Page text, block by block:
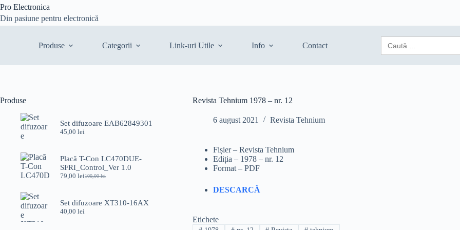
Sari
conținut
Pro Electronica
Din pasiune pentru electronică
Produse Categorii Link-uri Utile Info Contact
Search
for:
Revista Tehnium 1978 – nr. 12
6 august 2021 Revista Tehnium
Fișier – Revista Tehnium
Ediția – 1978 – nr. 12
Format – PDF
DESCARCĂ
Etichete
Produse
Set difuzoare EAB62849301
45,00lei
Placă T-Con LC470DUE-
SFRI_Control_Ver 1.0
100,00lei
Prețul
fost:
100,00 lei.
79,00leiPrețul
79,00 lei.
Set difuzoare XT310-16AX
40,00lei